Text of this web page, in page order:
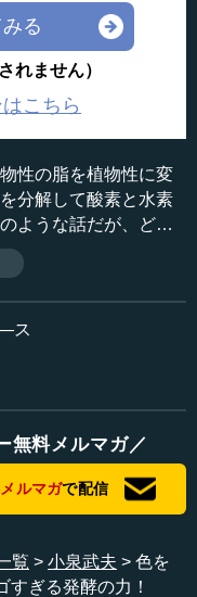
る
れません）
こちら
性の脂を植物性に変
分解して酸素と水素
ような話だが、どれ
発酵学の第一人者、
・小泉武夫氏が「発
。私は発酵学を専門
て、人間にとってと
うなものを「発酵食
ス
無料メルマガ／
ルマガで配信
覧 小泉武夫
色を
ぎる発酵の力！